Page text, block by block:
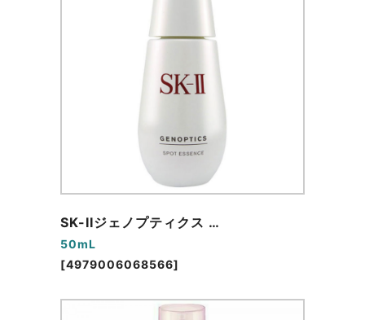
SK-IIジェノプティクス …
50mL
[4979006068566]